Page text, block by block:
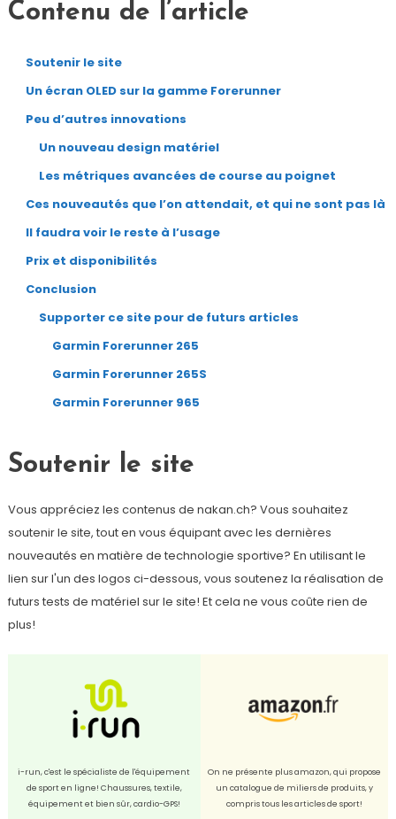
Contenu de l’article
Soutenir le site
Un écran OLED sur la gamme Forerunner
Peu d’autres innovations
Un nouveau design matériel
Les métriques avancées de course au poignet
Ces nouveautés que l’on attendait, et qui ne sont pas là
Il faudra voir le reste à l’usage
Prix et disponibilités
Conclusion
Supporter ce site pour de futurs articles
Garmin Forerunner 265
Garmin Forerunner 265S
Garmin Forerunner 965
Soutenir le site
Vous appréciez les contenus de nakan.ch? Vous souhaitez
soutenir le site, tout en vous équipant avec les dernières
nouveautés en matière de technologie sportive? En utilisant le
lien sur l'un des logos ci-dessous, vous soutenez la réalisation de
futurs tests de matériel sur le site! Et cela ne vous coûte rien de
plus!
i-run, c'est le spécialiste de l'équipement
de sport en ligne! Chaussures, textile,
équipement et bien sûr, cardio-GPS!
On ne présente plus amazon, qui propose
un catalogue de miliers de produits, y
compris tous les articles de sport!